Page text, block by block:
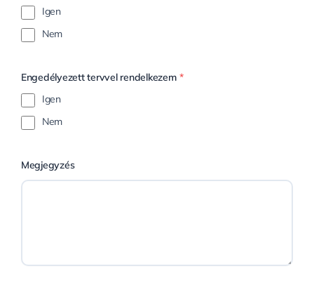
Igen
Nem
Engedélyezett tervvel rendelkezem *
Igen
Nem
Megjegyzés